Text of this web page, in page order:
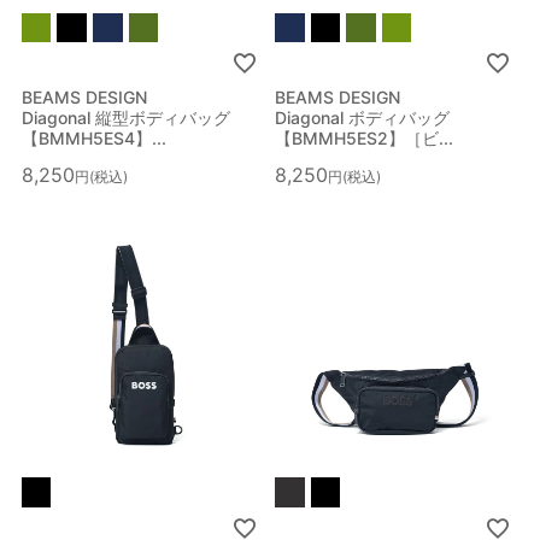
BEAMS DESIGN
Diagonal 縦型ボディバッグ
【BMMH5ES4】...
8,250 税込
BEAMS DESIGN
Diagonal ボディバッグ
【BMMH5ES2】［ビ...
8,250 税込